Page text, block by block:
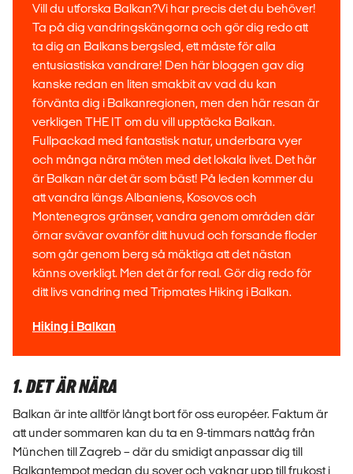
Vill du utforska Balkan?Vi har precis det du behöver!
Ta på dig vandringskängorna och gör dig redo att
ta dig an Balkans bergsled, ett måste för alla
entusiastiska vandrare! Den här bloggen gav dig
kanske redan en liten smakbit av vad du kan
förvänta dig i Balkanregionen, men den här resan är
verkligen THE IT om du vill upptäcka Balkan.
Fullpackad med fantastisk natur, underbara vyer
och många nära möten med det lokala livet. Det här
är Balkan när det är som bäst! På leden kommer du
att vandra längs Albaniens, Kosovos och
Montenegros gränser, vandra genom områden där
örnar svävar ovanför ditt huvud och forsande floder
som går genom berg så mäktiga att det nästan
känns overkligt. Men det är for real. Gör dig redo för
ditt livs vandring med Tripmates Hiking i Balkan.
Hiking i Balkan
1. DET ÄR NÄRA
Balkan är inte alltför långt bort för oss européer. Faktum är
att under sommaren kan du ta en 9-timmars nattåg från
München till Zagreb – där du smidigt anpassar dig till
Balkantempot medan du sover och vaknar upp till frukost i